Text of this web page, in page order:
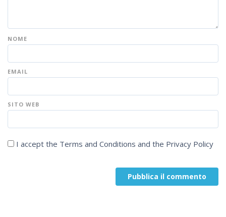
NOME
EMAIL
SITO WEB
I accept the Terms and Conditions and the Privacy Policy